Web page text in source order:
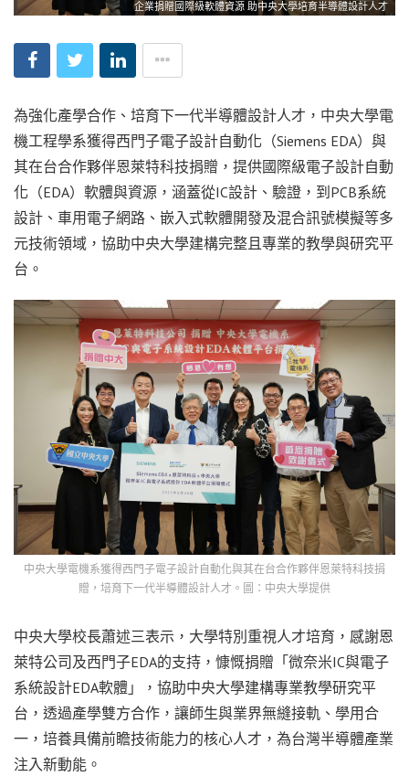
企業捐贈國際級軟體資源 助中央大學培育半導體設計人才
為強化產學合作、培育下一代半導體設計人才，中央大學電
機工程學系獲得西門子電子設計自動化（Siemens EDA）與
其在台合作夥伴恩萊特科技捐贈，提供國際級電子設計自動
化（EDA）軟體與資源，涵蓋從IC設計、驗證，到PCB系統
設計、車用電子網路、嵌入式軟體開發及混合訊號模擬等多
元技術領域，協助中央大學建構完整且專業的教學與研究平
台。
中央大學電機系獲得西門子電子設計自動化與其在台合作夥伴恩萊特科技捐
贈，培育下一代半導體設計人才。圖：中央大學提供
中央大學校長蕭述三表示，大學特別重視人才培育，感謝恩
萊特公司及西門子EDA的支持，慷慨捐贈「微奈米IC與電子
系統設計EDA軟體」，協助中央大學建構專業教學研究平
台，透過產學雙方合作，讓師生與業界無縫接軌、學用合
一，培養具備前瞻技術能力的核心人才，為台灣半導體產業
注入新動能。